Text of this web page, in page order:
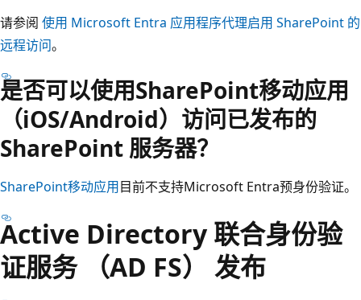
请参阅 使用 Microsoft Entra 应用程序代理启用 SharePoint 的
远程访问。
是否可以使用SharePoint移动应用
（iOS/Android）访问已发布的
SharePoint 服务器？
SharePoint移动应用目前不支持Microsoft Entra预身份验证。
Active Directory 联合身份验
证服务 （AD FS） 发布